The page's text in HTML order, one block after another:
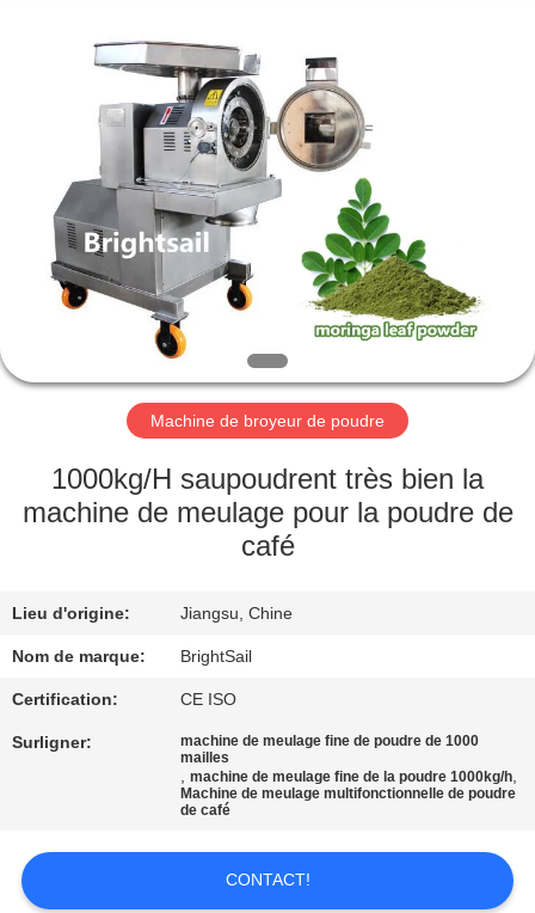
MAISON
PRODUITS
VIDÉOS
AU
SUJET
NOUS
L'USINE
CONTRÔLE
DE
CONTACTEZ-
NOUS
Machine de broyeur de poudre
1000kg/H saupoudrent très bien la
machine de meulage pour la poudre de
café
Lieu d'origine: Jiangsu, Chine
Nom de marque: BrightSail
Certification: CE ISO
Surligner:
machine de meulage fine de poudre de 1000
mailles
,machine de meulage fine de la poudre 1000kg/h,
Machine de meulage multifonctionnelle de poudre
de café
CONTACT!